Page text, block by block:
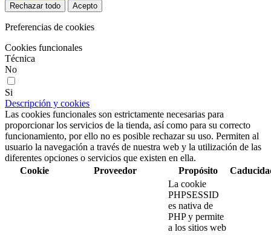
Rechazar todo Acepto
Preferencias de cookies
Cookies funcionales
Técnica
No
Si
Descripción y cookies
Las cookies funcionales son estrictamente necesarias para
proporcionar los servicios de la tienda, así como para su correcto
funcionamiento, por ello no es posible rechazar su uso. Permiten al
usuario la navegación a través de nuestra web y la utilización de las
diferentes opciones o servicios que existen en ella.
Cookie
Proveedor Propósito
La cookie
PHPSESSID
es nativa de
PHP y permite
a los sitios web